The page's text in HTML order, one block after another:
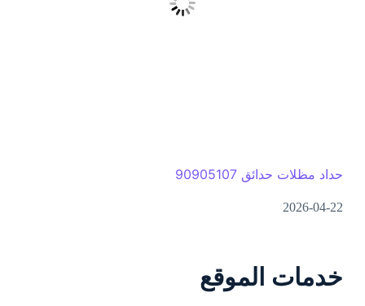
حداد مظلات حدائق 90905107
2026-04-22
خدمات الموقع